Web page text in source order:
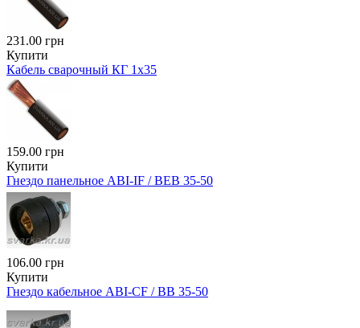
231.00 грн
Купити
Кабель сварочный КГ 1х35
159.00 грн
Купити
Гнездо панельное ABI-IF / BЕB 35-50
106.00 грн
Купити
Гнездо кабельное ABI-CF / BB 35-50